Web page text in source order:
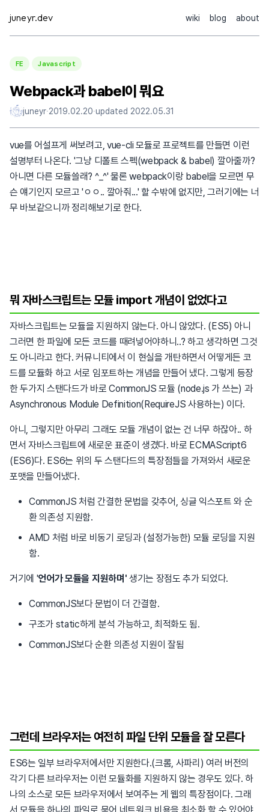
to
content
juneyr.dev wiki blog about
FE Javascript
Webpack과 babel이 뭐요
juneyr·2019.02.20·updated 2022.05.31
vue를 어설프게 써보려고, vue-cli 모듈로 프로젝트를 만들면 이런
설명부터 나온다. '그냥 디폴트 스펙(webpack & babel) 깔아줄까?
아니면 다른 모듈쓸래? ^_^' 물론 webpack이랑 babel을 모르면 무
슨 얘기인지 모르고 'ㅇㅇ.. 깔아줘...' 할 수밖에 없지만, 그러기에는 너
무 바보같으니까 정리해보기로 한다.
뭐 자바스크립트는 모듈 import 개념이 없었다고
자바스크립트는 모듈을 지원하지 않는다. 아니 않았다. (ES5) 아니
그러면 한 파일에 모든 코드를 때려넣어야하니..? 하고 생각하면 그것
도 아니라고 한다. 커뮤니티에서 이 현실을 개탄하면서 어떻게든 코
드를 모듈화 하고 서로 임포트하는 개념을 만들어 냈다. 그렇게 등장
한 두가지 스탠다드가 바로 CommonJS 모듈 (node.js 가 쓰는) 과
Asynchronous Module Definition(RequireJS 사용하는) 이다.
아니, 그렇지만 아무리 그래도 모듈 개념이 없는 건 너무 하잖아.. 하
면서 자바스크립트에 새로운 표준이 생겼다. 바로 ECMAScript6
(ES6)다. ES6는 위의 두 스탠다드의 특장점들을 가져와서 새로운
포맷을 만들어냈다.
CommonJS 처럼 간결한 문법을 갖추어, 싱글 익스포트 와 순
환 의존성 지원함.
AMD 처럼 바로 비동기 로딩과 (설정가능한) 모듈 로딩을 지원
함.
거기에 '언어가 모듈을 지원하며' 생기는 장점도 추가 되었다.
CommonJS보다 문법이 더 간결함.
구조가 static하게 분석 가능하고, 최적화도 됨.
CommonJS보다 순환 의존성 지원이 잘됨
그런데 브라우저는 여전히 파일 단위 모듈을 잘 모른다
ES6는 일부 브라우저에서만 지원한다.(크롬, 사파리) 여러 버전의
각기 다른 브라우저는 이런 모듈화를 지원하지 않는 경우도 있다. 하
나의 소스로 모든 브라우저에서 보여주는 게 웹의 특장점이다. 그래